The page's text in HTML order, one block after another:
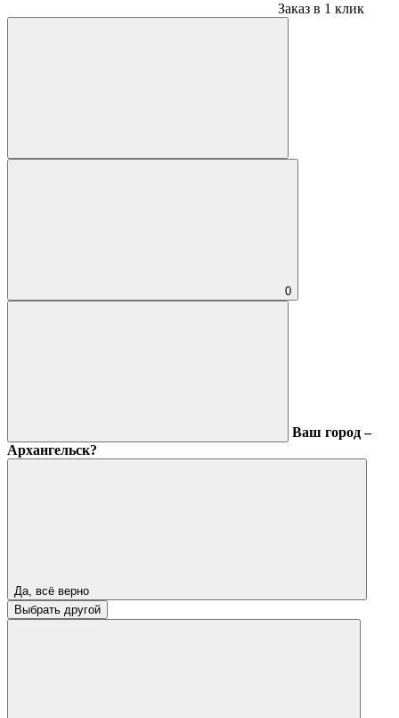
Заказ в 1 клик
0
Ваш город –
Архангельск?
Да, всё верно
Выбрать другой